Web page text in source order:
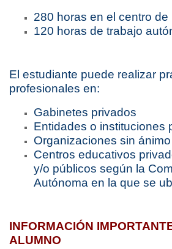
280 horas en el centro de
120 horas de trabajo
El estudiante puede realizar
profesionales en:
Gabinetes privados
Entidades o instituciones
Organizaciones sin
Centros educativos
y/o públicos según la
Autónoma en la que se
INFORMACIÓN
ALUMNO